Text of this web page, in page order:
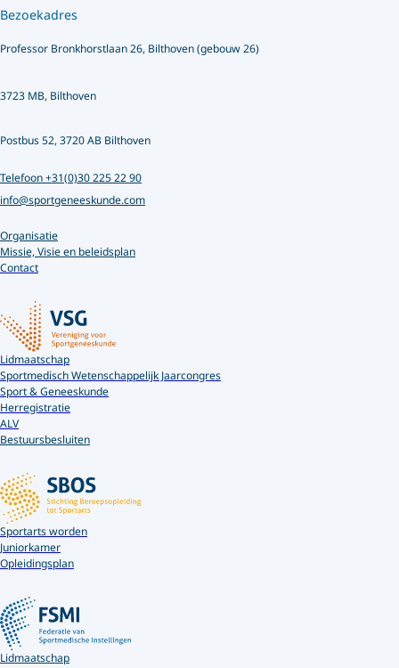
Organisatie
Missie, Visie en beleidsplan
Contact
Lidmaatschap
Sportmedisch Wetenschappelijk Jaarcongres
Sport & Geneeskunde
Herregistratie
ALV
Bestuursbesluiten
Sportarts worden
Juniorkamer
Opleidingsplan
Lidmaatschap
Bezoekadres
Professor Bronkhorstlaan 26, Bilthoven (gebouw 26)
3723 MB, Bilthoven
Postbus 52, 3720 AB Bilthoven
Telefoon +31(0)30 225 22 90
info@sportgeneeskunde.com